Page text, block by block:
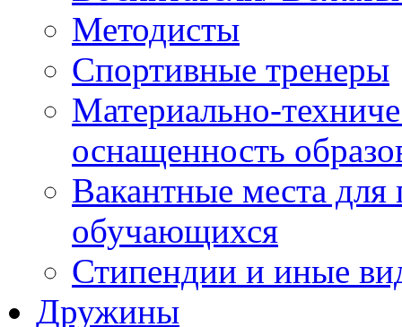
Методисты
Спортивные тренеры
Материально-
оснащенность
Вакантные места для
обучающихся
Стипендии и иные
Дружины